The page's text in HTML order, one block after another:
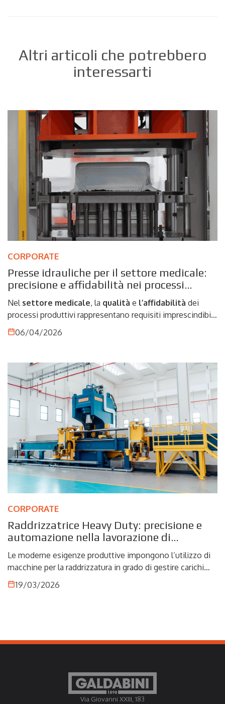
Altri articoli che potrebbero
interessarti
CORPORATE
Presse idrauliche per il settore medicale:
precisione e affidabilità nei processi
produttivi
Nel settore medicale, la qualità e l’affidabilità dei
processi produttivi rappresentano requisiti imprescindibili.
La produzione di componenti e dispositivi destinati a
questo ambito richiede livelli estremamente elevati di
variazioni possono compromettere le prestazioni del
prodotto finale. Perciò, lepresse idrauliche assumono
un ruolo centrale. Grazie alla loro capacità di garantire un
controllo accurato della forza e della corsa, queste
macchine permettono di eseguire lavorazioni altamente
precise, rispondendo alle esigenze di un settore in cui
sicurezza e conformità agli standard sono elementi
fondamentali.
06/04/2026
CORPORATE
Raddrizzatrice Heavy Duty: precisione e
automazione nella lavorazione di
materiali complessi
Le moderne esigenze produttive impongono l’utilizzo di
macchine per la raddrizzatura in grado di gestire carichi
elevati, tolleranze ristrette e materiali difficili da lavorare.
Le raddrizzatrici Heavy Duty rispondono a queste sfide
19/03/2026
Via Giovanni XXIII, 183